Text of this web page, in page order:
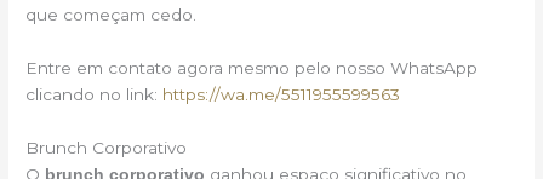
que começam cedo.
Entre em contato agora mesmo pelo nosso WhatsApp
clicando no link: https://wa.me/5511955599563
Brunch Corporativo
O brunch corporativo ganhou espaço significativo no